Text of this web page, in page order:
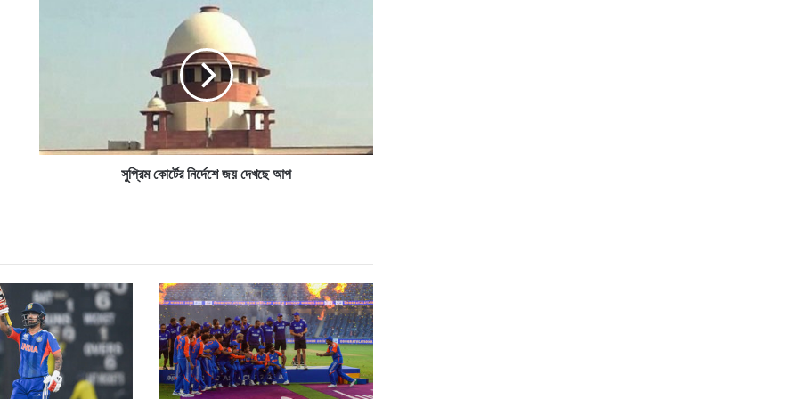
শে
আ
প
সুপ্রিম কোর্টের নির্দেশে জয় দেখছে আপ